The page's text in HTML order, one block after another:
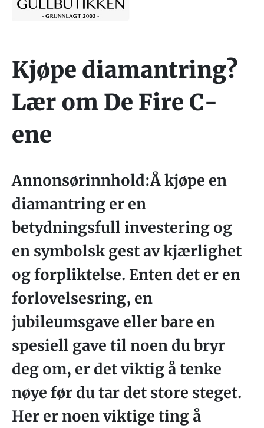
Kjøpe diamantring?
Lær om De Fire C-
ene
Annonsørinnhold:Å kjøpe en
diamantring er en
betydningsfull investering og
en symbolsk gest av kjærlighet
og forpliktelse. Enten det er en
forlovelsesring, en
jubileumsgave eller bare en
spesiell gave til noen du bryr
deg om, er det viktig å tenke
nøye før du tar det store steget.
Her er noen viktige ting å